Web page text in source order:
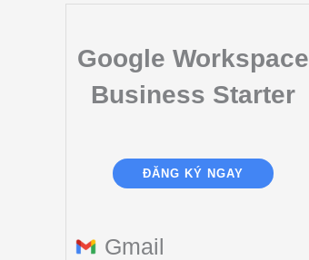
Google Workspace
Business Starter
ĐĂNG KÝ NGAY
Gmail